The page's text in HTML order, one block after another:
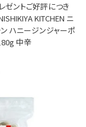
ゼントご好評につき
KITCHEN ニ
ハニージンジャーポ
中辛